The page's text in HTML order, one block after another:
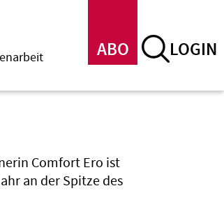
ABO LOGIN
Comfort Ero ist
an der Spitze des